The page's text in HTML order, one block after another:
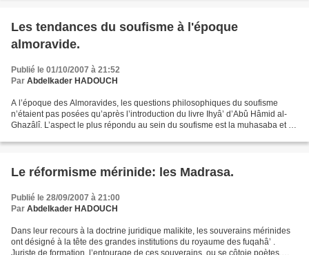
Les tendances du soufisme à l'époque
almoravide.
Publié le 01/10/2007 à 21:52
Par Abdelkader HADOUCH
A l’époque des Almoravides, les questions philosophiques du soufisme
n’étaient pas posées qu’après l’introduction du livre Ihyâ’ d’Abû Hâmid al-
Ghazâlî. L’aspect le plus répondu au sein du soufisme est la muhasaba et la
Le réformisme mérinide: les Madrasa.
Publié le 28/09/2007 à 21:00
Par Abdelkader HADOUCH
Dans leur recours à la doctrine juridique malikite, les souverains mérinides
ont désigné à la tête des grandes institutions du royaume des fuqahâ’ .
Juriste de formation, l’entourage de ces souverains, ou se côtoie poètes,